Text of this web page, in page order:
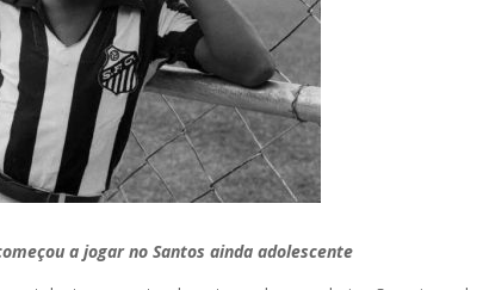
a jogar no Santos ainda adolescente